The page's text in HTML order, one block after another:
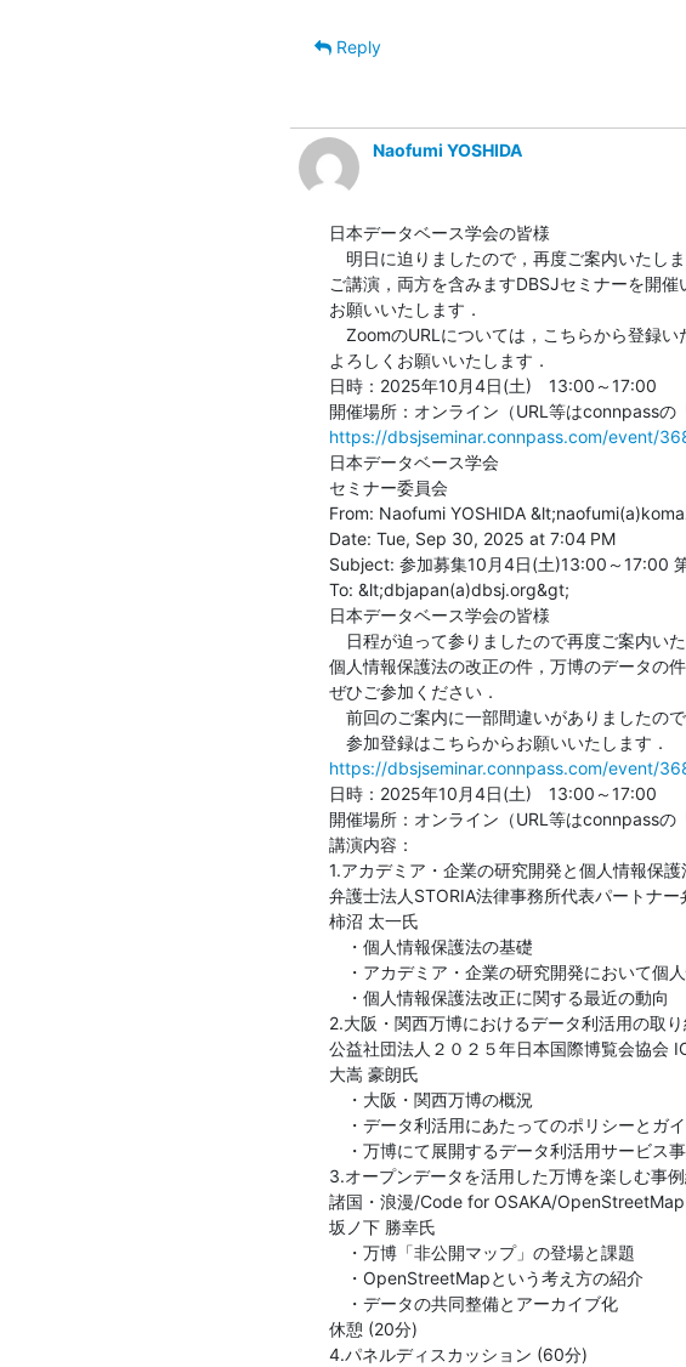
Reply
Naofumi YOSHIDA
日本データベース学会の皆様
明日に迫りましたので，再度ご案内いたし
ご講演，両方を含みますDBSJセミナーを開
お願いいたします．
ZoomのURLについては，こちらから登録い
よろしくお願いいたします．
日時：2025年10月4日(土)　13:00～17:00
https://dbsjseminar.connpass.com/event/
日本データベース学会
セミナー委員会
From: Naofumi YOSHIDA
Date: Tue, Sep 30, 2025 at 7:04 PM
Subject: 参加募集10月4日(土)13:00～17:00
To: &lt;dbjapan(a)dbsj.org&gt;
日本データベース学会の皆様
日程が迫って参りましたので再度ご案内い
個人情報保護法の改正の件，万博のデータの
ぜひご参加ください．
前回のご案内に一部間違いがありましたの
https://dbsjseminar.connpass.com/event/
日時：2025年10月4日(土)　13:00～17:00
開催場所：オンライン（URL等はconnpassの
講演内容：
1.アカデミア・企業の研究開発と個人情報保
弁護士法人STORIA法律事務所代表パートナー
柿沼 太一氏
・個人情報保護法の基礎
・アカデミア・企業の研究開発において個
・個人情報保護法改正に関する最近の動向
2.大阪・関西万博におけるデータ利活用の取
公益社団法人２０２５年日本国際博覧会協会
大嵩 豪朗氏
・大阪・関西万博の概況
・データ利活用にあたってのポリシーとガ
・万博にて展開するデータ利活用サービス
3.オープンデータを活用した万博を楽しむ事
諸国・浪漫/Code for OSAKA/
坂ノ下 勝幸氏
・万博「非公開マップ」の登場と課題
・OpenStreetMapという考え方の紹介
・データの共同整備とアーカイブ化
休憩 (20分)
4.パネルディスカッション (60分)